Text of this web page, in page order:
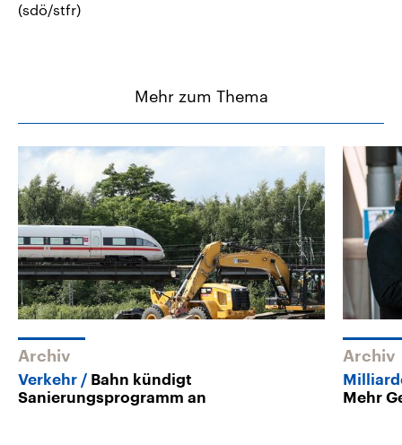
(sdö/stfr)
Mehr zum Thema
Archiv
Verkehr
Bahn kündigt
Sanierungsprogramm an
Archiv
Mehr